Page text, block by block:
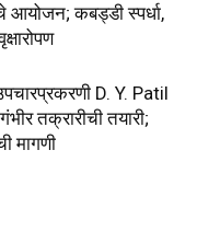
आयोजन; कबड्डी स्पर्धा,
D. Y. Patil
तक्रारीची तयारी;
मागणी